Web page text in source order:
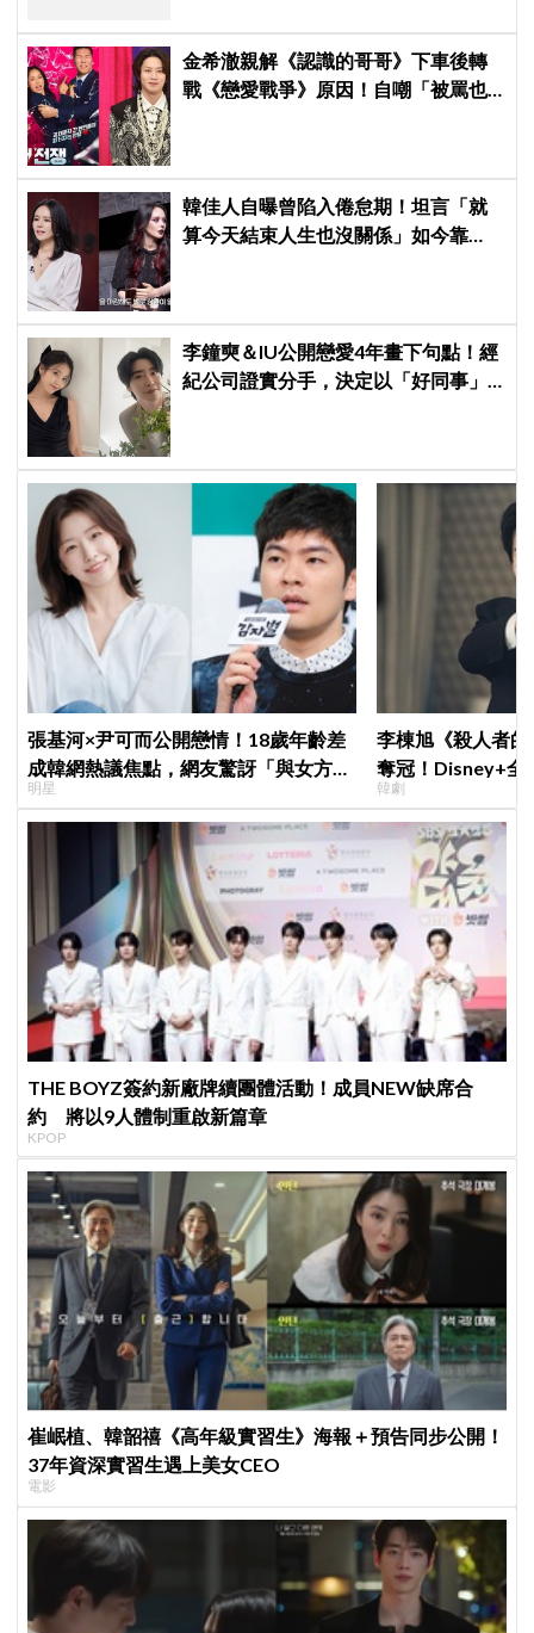
金希澈親解《認識的哥哥》下車後轉
戰《戀愛戰爭》原因！自嘲「被罵也
韓佳人自曝曾陷入倦怠期！坦言「就
算今天結束人生也沒關係」如今靠
李鐘奭＆IU公開戀愛4年畫下句點！經
紀公司證實分手，決定以「好同事」
張基河×尹可而公開戀情！18歲年齡差
成韓網熱議焦點，網友驚訝「與女方媽
媽僅差5歲」
明星
李棟旭《殺人者
奪冠！Disney+全
紀錄
韓劇
THE BOYZ簽約新廠牌續團體活動！成員NEW缺席合
約 將以9人體制重啟新篇章
KPOP
崔岷植、韓韶禧《高年級實習生》海報＋預告同步公開！
37年資深實習生遇上美女CEO
電影